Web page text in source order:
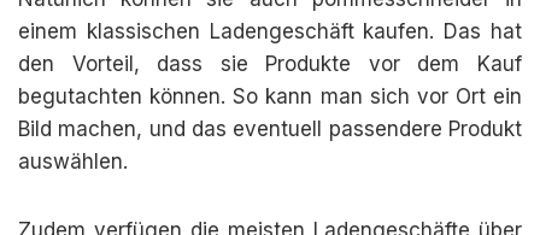
einem klassischen Ladengeschäft kaufen. Das hat
den Vorteil, dass sie Produkte vor dem Kauf
begutachten können. So kann man sich vor Ort ein
Bild machen, und das eventuell passendere Produkt
auswählen.
Zudem verfügen die meisten Ladengeschäfte über